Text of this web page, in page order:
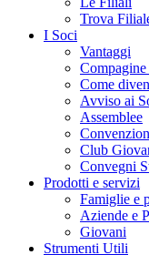
Trova
I Soci
Vantaggi
Compagine
Come
Avviso ai
Assemblee
Club
Convegni
Prodotti e servizi
Famiglie e
Aziende e
Giovani
Strumenti Utili